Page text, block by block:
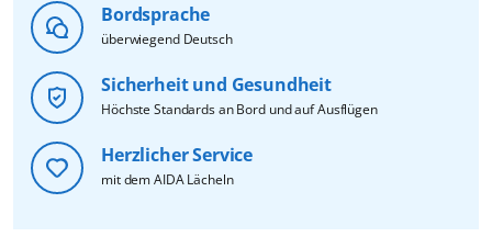
Bordsprache
überwiegend Deutsch
Sicherheit und Gesundheit
Höchste Standards an Bord und auf Ausflügen
Herzlicher Service
mit dem AIDA Lächeln